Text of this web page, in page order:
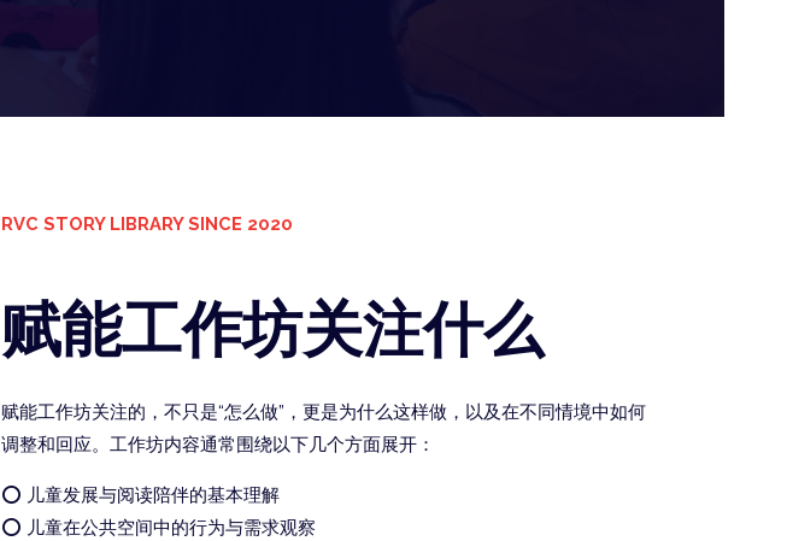
RVC STORY LIBRARY SINCE 2020
赋能工作坊关注什么
赋能工作坊关注的，不只是“怎么做”，更是为什么这样做，以及在不同情境中如何
调整和回应。工作坊内容通常围绕以下几个方面展开：
⭕️ 儿童发展与阅读陪伴的基本理解
⭕️ 儿童在公共空间中的行为与需求观察